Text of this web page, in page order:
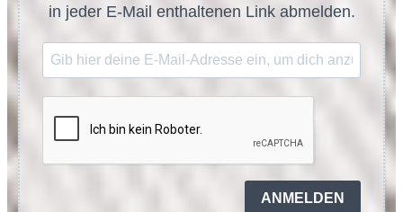
in jeder E-Mail enthaltenen Link abmelden.
ANMELDEN